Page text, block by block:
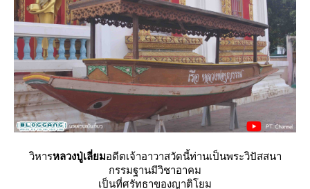
วิหารหลวงปู่เลี่ยมอดีตเจ้าอาวาสวัดนี้ท่านเป็นพระวิปัสสนา
กรรมฐานมีวิชาอาคม
เป็นที่ศรัทธาของญาติโยม